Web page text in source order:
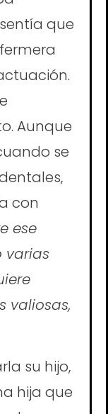
que
Aunque
se
con
ese
varias
valiosas,
su hijo,
hija que